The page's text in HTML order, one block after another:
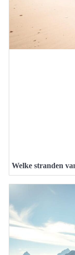
Welke stranden